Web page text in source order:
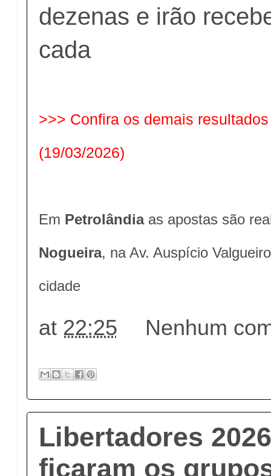
dezenas e irão
cada
>>> Confira os demais
(19/03/2026)
Em Petrolândiaas apostas são
Nogueira, na Av. Auspício
cidade
at 22:25 Nenhum
Libertadores
ficaram os